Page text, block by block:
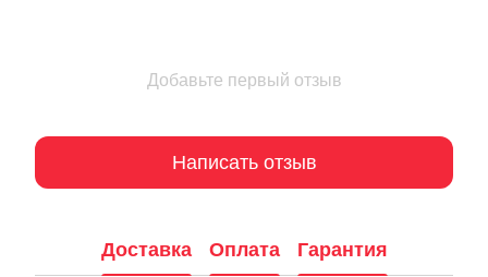
Добавьте первый отзыв
Написать отзыв
Доставка Оплата Гарантия